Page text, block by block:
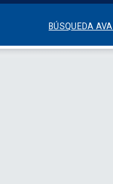
BÚSQUEDA